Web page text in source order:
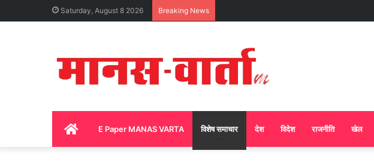
Saturday, August 8 2026 Breaking News
HomeE Paper MANAS VARTA विशेष समाचार देश विदेश राजनीति खेल